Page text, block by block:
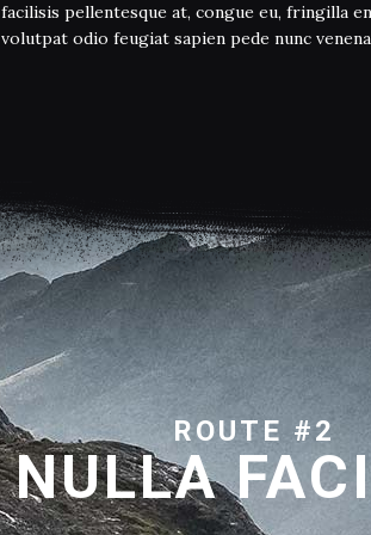
facilisis pellentesque at, congue eu, fringilla
volutpat odio feugiat sapien pede nunc
ROUTE #2
NULLA